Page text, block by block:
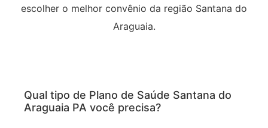
escolher o melhor convênio da região Santana do
Araguaia.
Qual tipo de Plano de Saúde Santana do
Araguaia PA você precisa?